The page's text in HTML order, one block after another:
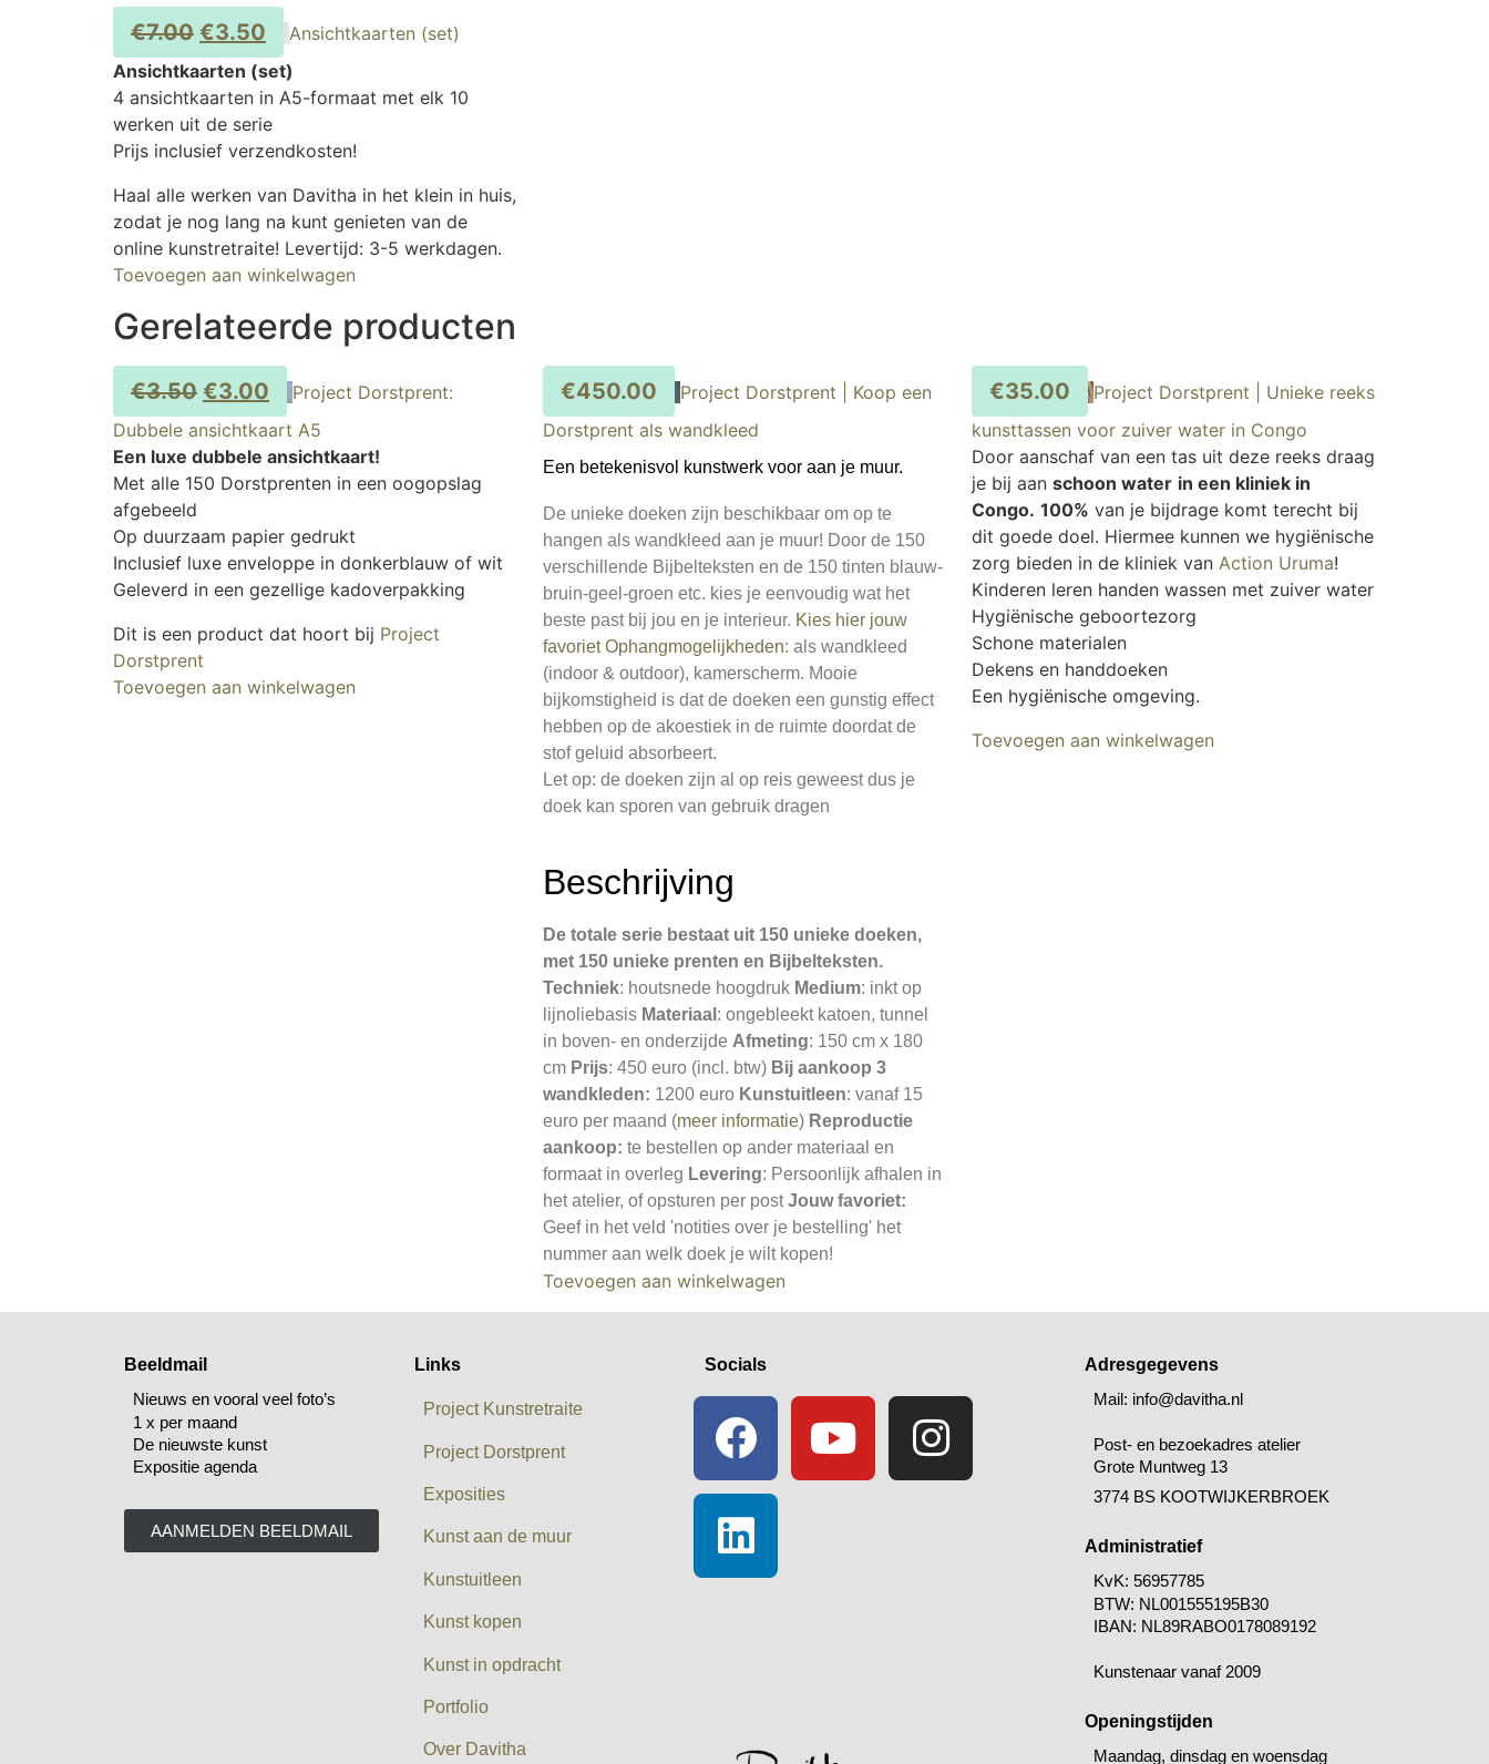
€7.00 €3.50
Ansichtkaarten (set)
Ansichtkaarten (set)
4 ansichtkaarten in A5-formaat met elk 10
werken uit de serie
Prijs inclusief verzendkosten!
Haal alle werken van Davitha in het klein in huis,
zodat je nog lang na kunt genieten van de
online kunstretraite! Levertijd: 3-5 werkdagen.
Toevoegen aan winkelwagen
Gerelateerde producten
€3.50 €3.00
Project Dorstprent:
Dubbele ansichtkaart A5
Een luxe dubbele ansichtkaart!
Met alle 150 Dorstprenten in een oogopslag
afgebeeld
Op duurzaam papier gedrukt
Inclusief luxe enveloppe in donkerblauw of wit
Geleverd in een gezellige kadoverpakking
Dit is een product dat hoort bij Project
Dorstprent
Toevoegen aan winkelwagen
€450.00
Project Dorstprent | Koop een
Dorstprent als wandkleed
Een betekenisvol kunstwerk voor aan je muur.
De unieke doeken zijn beschikbaar om op te
hangen als wandkleed aan je muur! Door de 150
verschillende Bijbelteksten en de 150 tinten blauw-
bruin-geel-groen etc. kies je eenvoudig wat het
beste past bij jou en je interieur. Kies hier jouw
favoriet Ophangmogelijkheden: als wandkleed
(indoor & outdoor), kamerscherm. Mooie
bijkomstigheid is dat de doeken een gunstig effect
hebben op de akoestiek in de ruimte doordat de
stof geluid absorbeert.
Let op: de doeken zijn al op reis geweest dus je
doek kan sporen van gebruik dragen
Beschrijving
De totale serie bestaat uit 150 unieke doeken,
met 150 unieke prenten en Bijbelteksten.
Techniek: houtsnede hoogdruk Medium: inkt op
lijnoliebasis Materiaal : ongebleekt katoen, tunnel
in boven- en onderzijde Afmeting: 150 cm x 180
cm Prijs: 450 euro (incl. btw) Bij aankoop 3
wandkleden: 1200 euro Kunstuitleen: vanaf 15
euro per maand (meer informatie) Reproductie
aankoop: te bestellen op ander materiaal en
formaat in overleg Levering: Persoonlijk afhalen in
het atelier, of opsturen per postJouw favoriet:
Geef in het veld 'notities over je bestelling' het
nummer aan welk doek je wilt kopen!
Toevoegen aan winkelwagen
€35.00
Project Dorstprent | Unieke reeks
kunsttassen voor zuiver water in Congo
Door aanschaf van een tas uit deze reeks draag
je bij aanschoon water in een kliniek in
Congo. 100% van je bijdrage komt terecht bij
dit goede doel. Hiermee kunnen we hygiënische
zorg bieden in de kliniek vanAction Uruma!
Kinderen leren handen wassen met zuiver water
Hygiënische geboortezorg
Schone materialen
Dekens en handdoeken
Een hygiënische omgeving.
Toevoegen aan winkelwagen
Beeldmail
Nieuws en vooral veel foto’s
1 x per maand
De nieuwste kunst
Expositie agenda
AANMELDEN BEELDMAIL
Links
Project Kunstretraite
Project Dorstprent
Exposities
Kunst aan de muur
Kunstuitleen
Kunst kopen
Kunst in opdracht
Portfolio
Over Davitha
Socials
Adresgegevens
Mail: info@davitha.nl
Post- en bezoekadres atelier
Grote Muntweg 13
3774 BS KOOTWIJKERBROEK
Administratief
KvK: 56957785
BTW: NL001555195B30
IBAN: NL89RABO0178089192
Kunstenaar vanaf 2009
Openingstijden
Maandag, dinsdag en woensdag